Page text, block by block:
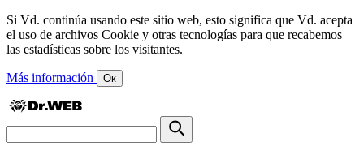
Si Vd. continúa usando este sitio web, esto significa que Vd. acepta
el uso de archivos Cookie y otras tecnologías para que recabemos
las estadísticas sobre los visitantes.
Más información Ок